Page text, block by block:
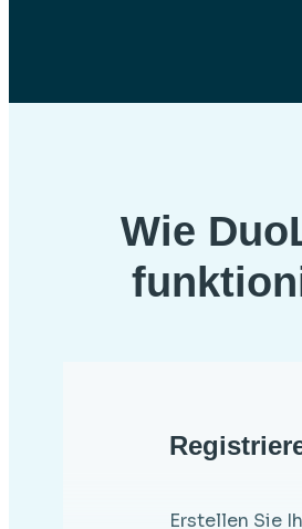
Wie
Erstellen Sie